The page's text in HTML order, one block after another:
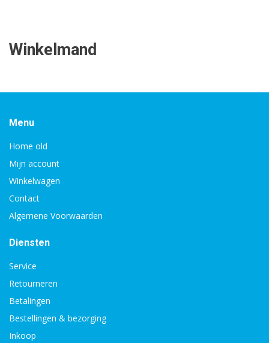
Winkelmand
Menu
Home old
Mijn account
Winkelwagen
Contact
Algemene Voorwaarden
Diensten
Service
Retourneren
Betalingen
Bestellingen & bezorging
Inkoop